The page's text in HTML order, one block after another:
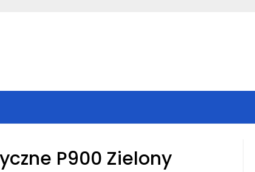
P900 Zielony